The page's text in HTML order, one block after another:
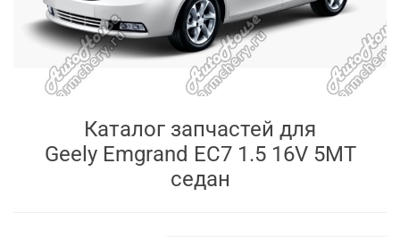
Каталог запчастей для
Geely Emgrand EC7 1.5 16V 5MT
седан